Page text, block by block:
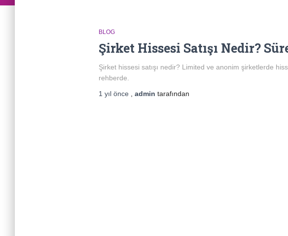
BLOG
Şirket Hissesi Satışı Nedir?
Şirket hissesi satışı nedir? Limited ve anonim şirketlerde
rehberde.
1 yılönce admin tarafından